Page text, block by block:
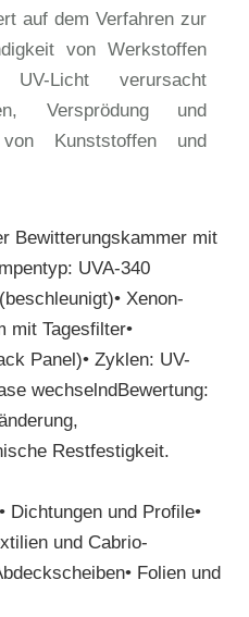
auf dem Verfahren zur
von Werkstoffen
UV-Licht verursacht
Versprödung und
Kunststoffen und
Bewitterungskammer mit
UVA-340
Xenon-
mit Tagesfilter•
Panel)• Zyklen: UV-
wechselndBewertung:
Restfestigkeit.
Dichtungen und Profile•
und Cabrio-
Folien und